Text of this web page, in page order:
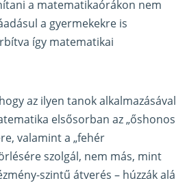
a matematikaórákon nem
a gyermekekre is
így matematikai
az ilyen tanok alkalmazásával
elsősorban az „őshonos
valamint a „fehér
szolgál, nem más, mint
szintű átverés – húzzák alá